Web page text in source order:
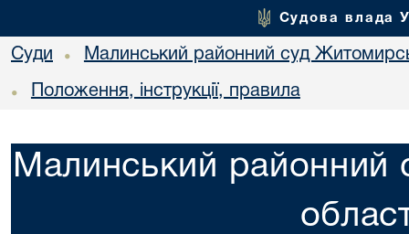
Судова влада
Суди • Малинський районний суд
• Положення, інструкції, правила
Малинський районний